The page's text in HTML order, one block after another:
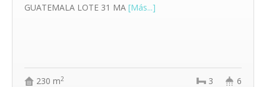
GUATEMALA LOTE 31 MA [Más...]
230 m2 6
3